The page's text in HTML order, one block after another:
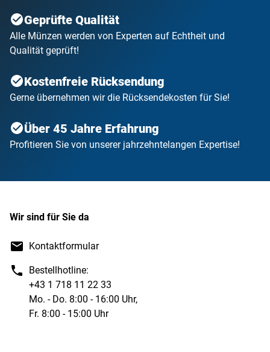
Geprüfte Qualität
Alle Münzen werden von Experten auf Echtheit und
Qualität geprüft!
Kostenfreie Rücksendung
Gerne übernehmen wir die Rücksendekosten für Sie!
Über 45 Jahre Erfahrung
Profitieren Sie von unserer jahrzehntelangen Expertise!
Wir sind für Sie da
Kontaktformular
Bestellhotline:
+43 1 718 11 22 33
Mo. - Do. 8:00 - 16:00 Uhr,
Fr. 8:00 - 15:00 Uhr